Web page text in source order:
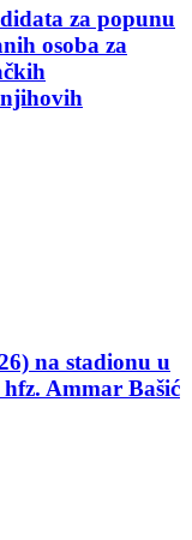
za popunu
osoba za
na stadionu u
Ammar Bašić